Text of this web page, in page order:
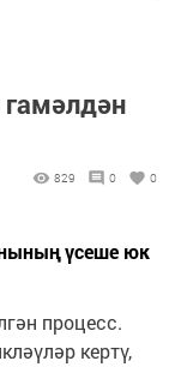
гамәлдән
829 0 0
үсеше юк
процесс.
кертү,